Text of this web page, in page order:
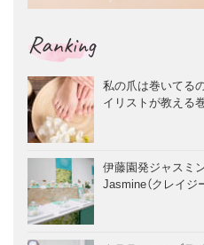
Ranking
私の爪は巻いてる
イリストが教える
伊藤園発ジャスミ
Jasmine（クレイジ